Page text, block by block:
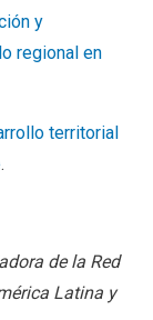
y
regional en
territorial
.
de la Red
Latina y